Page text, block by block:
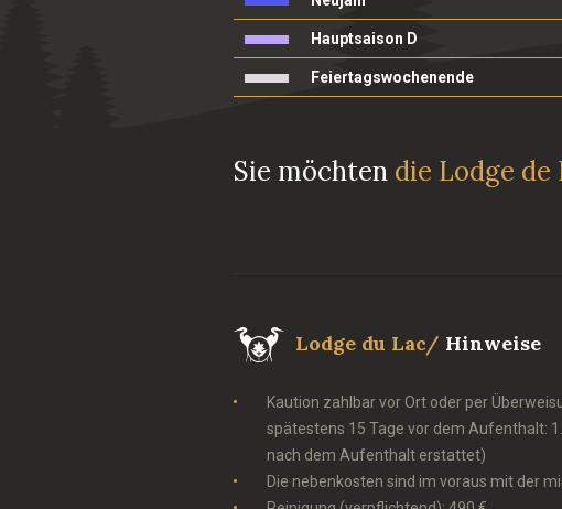
Hauptsaison D
Feiertagswochenende
Sie möchten die Lodge de
Lodge du Lac/ Hinweise
Kaution zahlbar vor Ort oder per
spätestens 15 Tage vor dem Aufenthalt:
nach dem Aufenthalt erstattet)
Die nebenkosten sind im voraus mit der